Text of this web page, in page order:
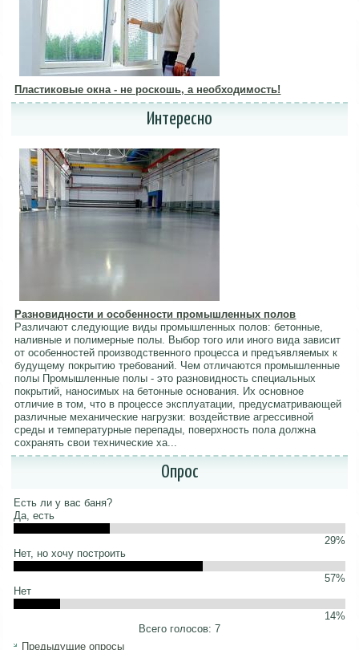
Пластиковые окна - не роскошь, а необходимость!
Интересно
Разновидности и особенности промышленных полов
Различают следующие виды промышленных полов: бетонные,
наливные и полимерные полы. Выбор того или иного вида зависит
от особенностей производственного процесса и предъявляемых к
будущему покрытию требований. Чем отличаются промышленные
полы Промышленные полы - это разновидность специальных
покрытий, наносимых на бетонные основания. Их основное
отличие в том, что в процессе эксплуатации, предусматривающей
различные механические нагрузки: воздействие агрессивной
среды и температурные перепады, поверхность пола должна
сохранять свои технические ха...
Опрос
Есть ли у вас баня?
Да, есть
29%
Нет, но хочу построить
57%
Нет
14%
Всего голосов: 7
Предыдущие опросы